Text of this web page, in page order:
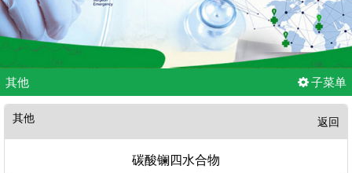
其他 子菜单
其他 返回
碳酸镧四水合物